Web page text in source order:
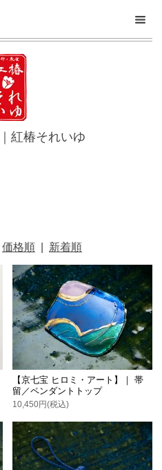
紅椿それいゆ
価格順 新着順
【京七宝 ヒロミ・アート】｜ 帯
留／ペンダントトップ
10,450円(税込)